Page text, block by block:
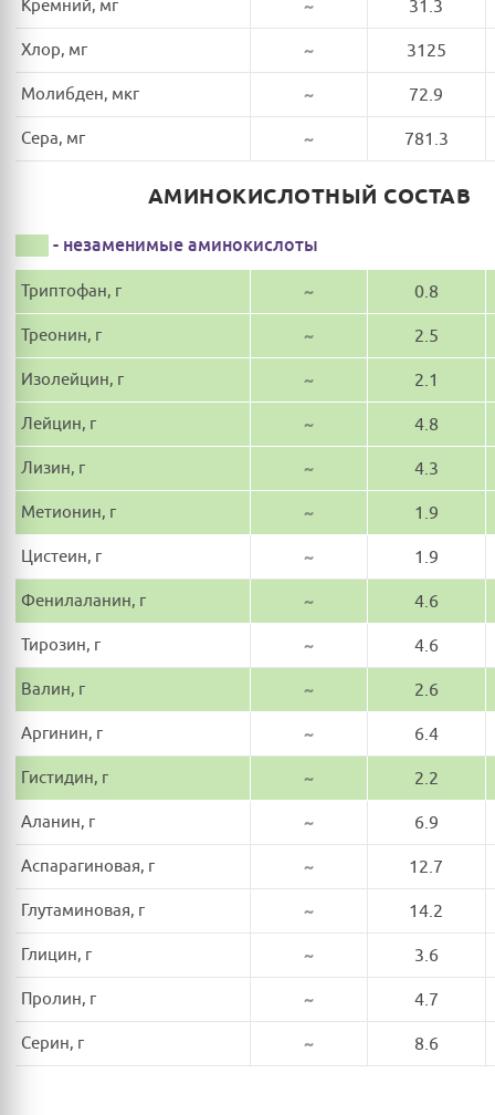
Кремний, мг ~ 31.3
Хлор, мг ~ 3125
Молибден, мкг ~ 72.9
Сера, мг ~ 781.3
АМИНОКИСЛОТНЫЙ СОСТАВ
- незаменимые аминокислоты
Триптофан, г ~ 0.8
Треонин, г ~ 2.5
Изолейцин, г ~ 2.1
Лейцин, г ~ 4.8
Лизин, г ~ 4.3
Метионин, г ~ 1.9
Цистеин, г ~ 1.9
Фенилаланин, г ~ 4.6
Тирозин, г ~ 4.6
Валин, г ~ 2.6
Аргинин, г ~ 6.4
Гистидин, г ~ 2.2
Аланин, г ~ 6.9
Аспарагиновая, г ~ 12.7
Глутаминовая, г ~ 14.2
Глицин, г ~ 3.6
Пролин, г ~ 4.7
Серин, г ~ 8.6